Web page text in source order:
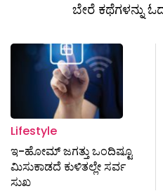
ಬೇರೆ ಕಥೆಗಳನ್ನು
Lifestyle
ಇ-ಹೋಮ್ ಜಗತ್ತು ಒಂದಿಷ್ಟೂ
ಮಿಸುಕಾಡದೆ ಕುಳಿತಲ್ಲೇ ಸರ್ವ
ಸುಖ